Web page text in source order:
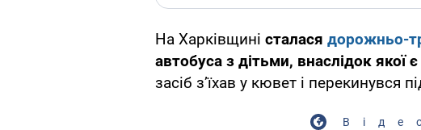
На Харківщині сталася дорожньо-
автобуса з дітьми, внаслідок якої
засіб з’їхав у кювет і перекинувся